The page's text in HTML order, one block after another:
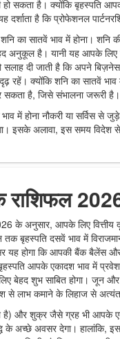
हो सकता है। क्योंकि बृहस्पति
दर्शाता है कि प्रोफेशनल
का सातवें भाव में होना। शनि
अनुकूल है। यानी यह आपके लिए
दी जाती है कि अपने
रहें। क्योंकि शनि का सातवें
सकता है, जिसे संभालना जरूरी है।
में होना नौकरी या सर्विस से
इसके अलावा, इस समय विदेश
राशिफल
के अनुसार, आपके लिए
बृहस्पति दसवें भाव में
यह होगा कि आपकी बैंक बैलेंस
आपके एकादश भाव में
बेहद शुभ साबित होगा। जून
से लाभ कमाने के लिहाज से
है) और शुक्र जैसे ग्रह भी आपके
के अच्छे अवसर देगा। हालांकि,